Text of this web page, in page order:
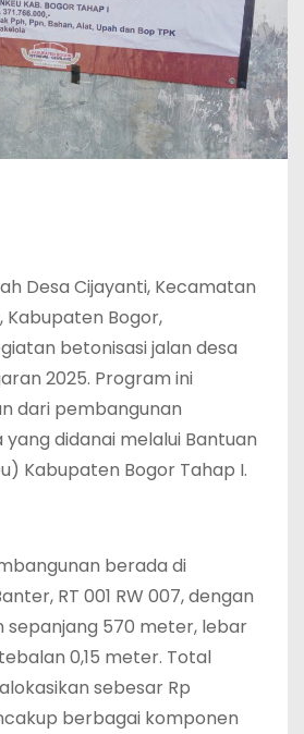
Desa Cijayanti, Kecamatan
Kabupaten Bogor,
betonisasi jalan desa
2025. Program ini
dari pembangunan
didanai melalui Bantuan
Kabupaten Bogor Tahap I.
berada di
RT 001 RW 007, dengan
sepanjang 570 meter, lebar
0,15 meter. Total
sebesar Rp
berbagai komponen